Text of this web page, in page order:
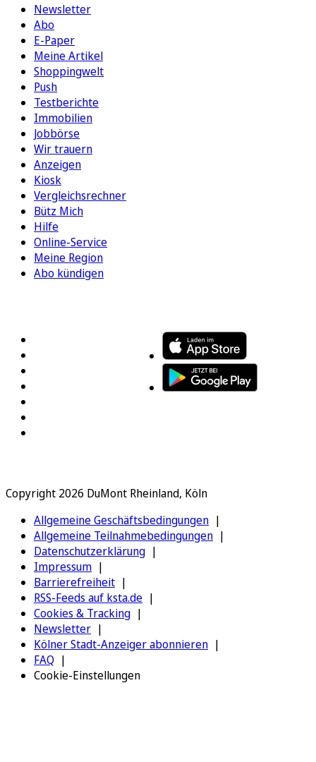
Newsletter
Abo
E-Paper
Meine Artikel
Shoppingwelt
Push
Testberichte
Immobilien
Jobbörse
Wir trauern
Anzeigen
Kiosk
Vergleichsrechner
Bütz Mich
Hilfe
Online-Service
Meine Region
Abo kündigen
Copyright 2026 DuMont Rheinland, Köln
Allgemeine Geschäftsbedingungen
Allgemeine Teilnahmebedingungen
Datenschutzerklärung
Impressum
Barrierefreiheit
RSS-Feeds auf ksta.de
Cookies & Tracking
Newsletter
Kölner Stadt-Anzeiger abonnieren
FAQ
Cookie-Einstellungen